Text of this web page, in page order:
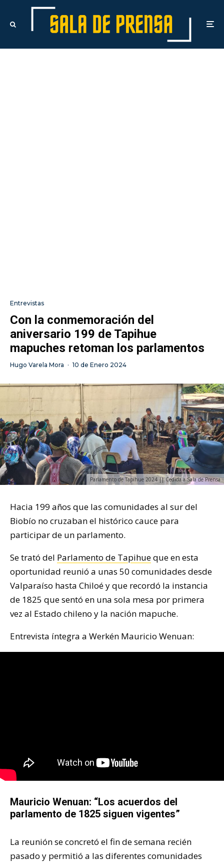
Entrevistas
Con la conmemoración del
aniversario 199 de Tapihue
mapuches retoman los parlamentos
Hugo Varela Mora · 10 de Enero 2024
Parlamento de Tapihue 2024 || Cedida a Sala de Prensa
Hacia 199 años que las comunidades al sur del
Biobío no cruzaban el histórico cauce para
participar de un parlamento.
Se trató del Parlamento de Tapihueque en esta
oportunidad reunió a unas 50 comunidades desde
Valparaíso hasta Chiloé y que recordó la instancia
de 1825 que sentó en una sola mesa por primera
vez al Estado chileno y la nación mapuche.
Entrevista íntegra a Werkén Mauricio Wenuan:
Mauricio Wenuan: “Los acuerdos del
parlamento de 1825 siguen vigentes”
La reunión se concretó el fin de semana recién
pasado y permitió a las diferentes comunidades